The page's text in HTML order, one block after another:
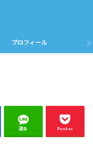
プロフィール
送る Pocket